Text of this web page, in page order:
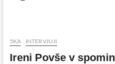
5KA INTERVJUJI
Ireni Povše v spomin